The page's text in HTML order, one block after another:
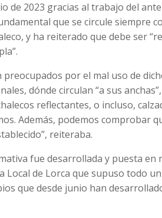
de 2023 gracias al trabajo del
que se circule siempre
y ha reiterado que debe ser
preocupados por el mal uso de
dónde circulan “a sus
reflectantes, o incluso,
Además, podemos comprobar
reiteraba.
fue desarrollada y puesta en
Local de Lorca que supuso todo
que desde junio han